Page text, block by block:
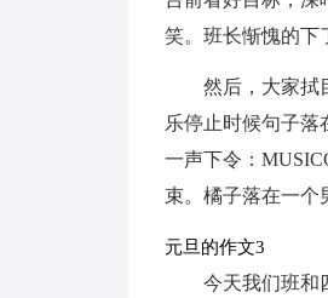
笑。班长惭愧的下
然后，大家拭
乐停止时候句子落
一声下令：
束。橘子落在一
元旦的作文3
今天我们班和